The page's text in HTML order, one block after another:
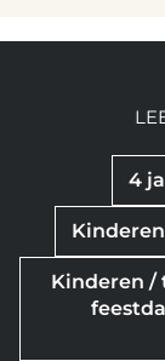
4
Kinderen /